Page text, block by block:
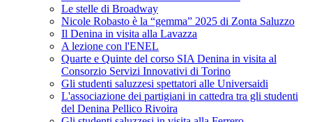
Le stelle di Broadway
Nicole Robasto è la “gemma” 2025 di Zonta Saluzzo
Il Denina in visita alla Lavazza
A lezione con l'ENEL
Quarte e Quinte del corso SIA Denina in visita al
Consorzio Servizi Innovativi di Torino
Gli studenti saluzzesi spettatori alle Universaidi
L'associazione dei partigiani in cattedra tra gli studenti
del Denina Pellico Rivoira